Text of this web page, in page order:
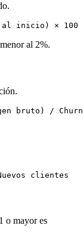
al inicio) × 100
al 2%.
bruto) /
clientes
o mayor es